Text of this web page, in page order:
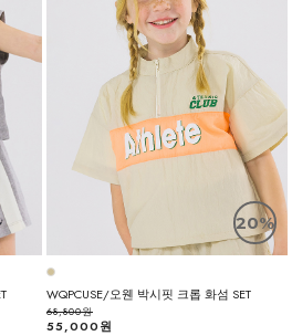
20%
WQPCUSE/오웬 박시핏 크롭 화섬 SET
68,800원
55,000원